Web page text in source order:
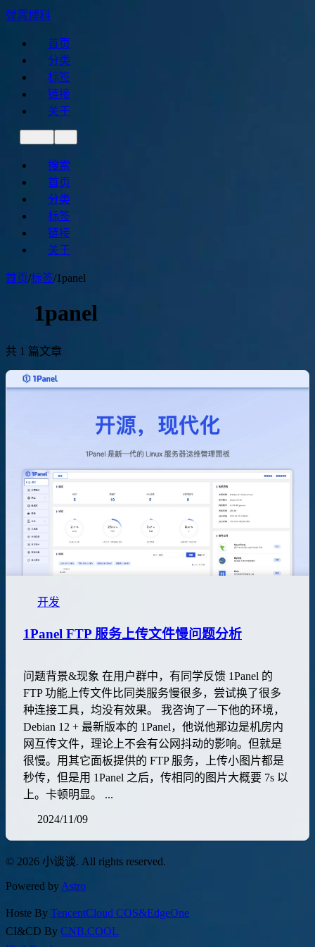
弹霄博科
首页
分类
标签
链接
关于
搜索
首页
分类
标签
链接
关于
首页/标签/1panel
1panel
共 1 篇文章
开发
1Panel FTP 服务上传文件慢问题分析
问题背景&现象 在用户群中，有同学反馈 1Panel 的
FTP 功能上传文件比同类服务慢很多，尝试换了很多
种连接工具，均没有效果。 我咨询了一下他的环境，
Debian 12 + 最新版本的 1Panel，他说他那边是机房内
网互传文件，理论上不会有公网抖动的影响。但就是
很慢。用其它面板提供的 FTP 服务，上传小图片都是
秒传，但是用 1Panel 之后，传相同的图片大概要 7s 以
上。卡顿明显。 ...
2024/11/09
© 2026 小谈谈. All rights reserved.
Powered by Astro
Hoste By TencentCloud COS&EdgeOne
CI&CD By CNB.COOL